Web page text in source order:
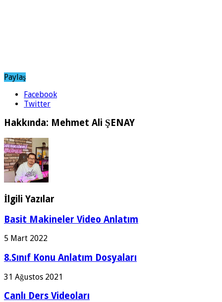
Paylaş
Facebook
Twitter
Hakkında: Mehmet Ali ŞENAY
İlgili Yazılar
Basit Makineler Video Anlatım
5 Mart 2022
8.Sınıf Konu Anlatım Dosyaları
31 Ağustos 2021
Canlı Ders Videoları